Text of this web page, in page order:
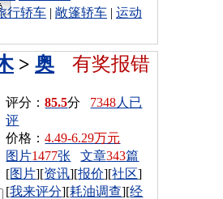
行轿车 | 敞篷轿车 | 运动
有奖报错
> 奥
评分：85.5分 7348人已
评
价格：4.49-6.29万元
图片1477张 文章343篇
[图片][资讯][报价][社区]
[我来评分][耗油调查][经